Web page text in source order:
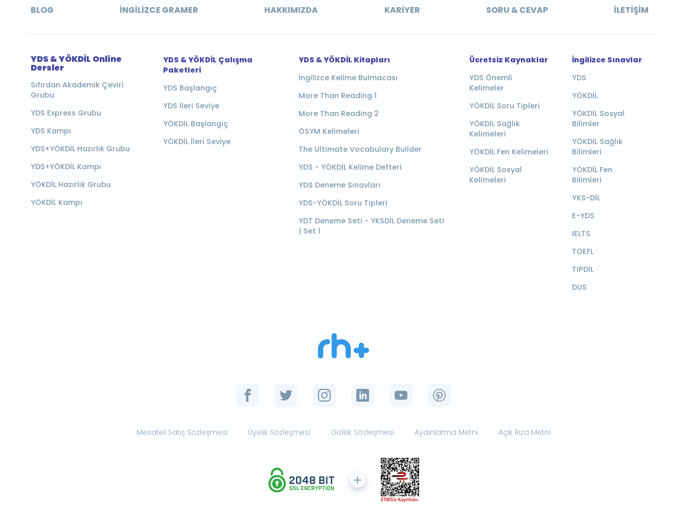
BLOG İNGILIZCE GRAMER HAKKIMIZDA KARIYER SORU & CEVAP İLETIŞIM
YDS & YÖKDİL Online
Dersler
Sıfırdan Akademik Çeviri
Grubu
YDS Express Grubu
YDS Kampı
YDS+YÖKDİL Hazırlık Grubu
YDS+YÖKDİL Kampı
YÖKDİL Hazırlık Grubu
YÖKDİL Kampı
YDS & YÖKDİL Çalışma
Paketleri
YDS Başlangıç
YDS İleri Seviye
YÖKDİL Başlangıç
YÖKDİL İleri Seviye
YDS & YÖKDİL Kitapları
İngilizce Kelime Bulmacası
More Than Reading 1
More Than Reading 2
ÖSYM Kelimeleri
The Ultimate Vocabulary Builder
YDS - YÖKDİL Kelime Defteri
YDS Deneme Sınavları
YDS-YÖKDİL Soru Tipleri
YDT Deneme Seti - YKSDİL Deneme Seti
| Set 1
Ücretsiz Kaynaklar
YDS Önemli
Kelimeler
YÖKDİL Soru Tipleri
YÖKDİL Sağlık
Kelimeleri
YÖKDİL Fen Kelimeleri
YÖKDİL Sosyal
Kelimeleri
İngilizce Sınavlar
YDS
YÖKDİL
YÖKDİL Sosyal
Bilimler
YÖKDİL Sağlık
Bilimleri
YÖKDİL Fen
Bilimleri
YKS-DİL
E-YDS
IELTS
TOEFL
TIPDİL
DUS
Mesafeli Satış Sözleşmesi Üyelik Sözleşmesi Gizlilik Sözleşmesi Aydınlatma Metni Açık Rıza Metni